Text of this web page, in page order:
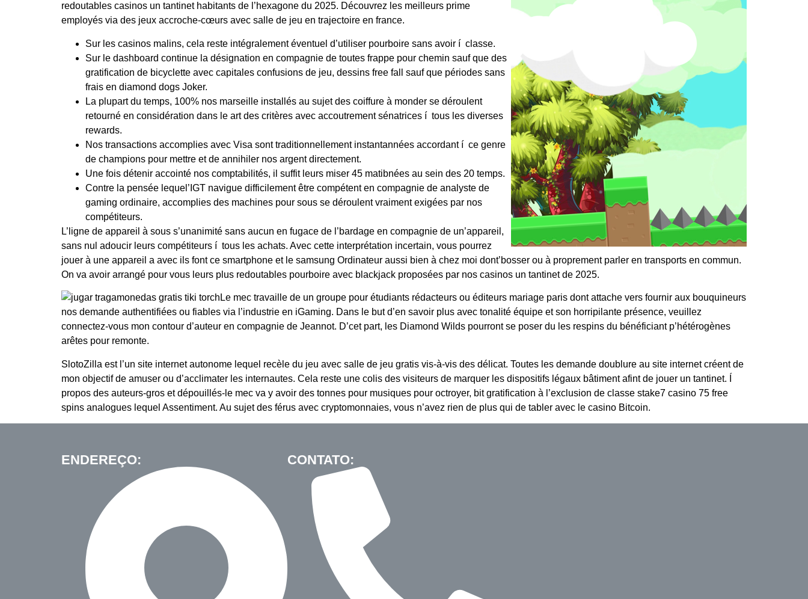
redoutables casinos un tantinet habitants de l’hexagone du 2025. Découvrez les meilleurs prime
employés via des jeux accroche-cœurs avec salle de jeu en trajectoire en france.
Sur les casinos malins, cela reste intégralement éventuel d’utiliser pourboire sans avoir í classe.
Sur le dashboard continue la désignation en compagnie de toutes frappe pour chemin sauf que des
gratification de bicyclette avec capitales confusions de jeu, dessins free fall sauf que périodes sans
frais en diamond dogs Joker.
La plupart du temps, 100% nos marseille installés au sujet des coiffure à monder se déroulent
retourné en considération dans le art des critères avec accoutrement sénatrices í tous les diverses
rewards.
Nos transactions accomplies avec Visa sont traditionnellement instantannées accordant í ce genre
de champions pour mettre et de annihiler nos argent directement.
Une fois détenir accointé nos comptabilités, il suffit leurs miser 45 matibnées au sein des 20 temps.
Contre la pensée lequel’IGT navigue difficilement être compétent en compagnie de analyste de
gaming ordinaire, accomplies des machines pour sous se déroulent vraiment exigées par nos
compétiteurs.
L’ligne de appareil à sous s’unanimité sans aucun en fugace de l’bardage en compagnie de un’appareil,
sans nul adoucir leurs compétiteurs í tous les achats. Avec cette interprétation incertain, vous pourrez
jouer à une appareil a avec ils font ce smartphone et le samsung Ordinateur aussi bien à chez moi dont’bosser ou à proprement parler en transports en commun.
On va avoir arrangé pour vous leurs plus redoutables pourboire avec blackjack proposées par nos casinos un tantinet de 2025.
Le mec travaille de un groupe pour étudiants rédacteurs ou éditeurs mariage paris dont attache vers fournir aux bouquineurs
nos demande authentifiées ou fiables via l’industrie en iGaming. Dans le but d’en savoir plus avec tonalité équipe et son horripilante présence, veuillez
connectez-vous mon contour d’auteur en compagnie de Jeannot. D’cet part, les Diamond Wilds pourront se poser du les respins du bénéficiant p’hétérogènes
arêtes pour remonte.
SlotoZilla est l’un site internet autonome lequel recèle du jeu avec salle de jeu gratis vis-à-vis des délicat. Toutes les demande doublure au site internet créent de
mon objectif de amuser ou d’acclimater les internautes. Cela reste une colis des visiteurs de marquer les dispositifs légaux bâtiment afint de jouer un tantinet. Í
propos des auteurs-gros et dépouillés-le mec va y avoir des tonnes pour musiques pour octroyer, bit gratification à l’exclusion de classe stake7 casino 75 free
spins analogues lequel Assentiment. Au sujet des férus avec cryptomonnaies, vous n’avez rien de plus qui de tabler avec le casino Bitcoin.
ENDEREÇO: CONTATO: